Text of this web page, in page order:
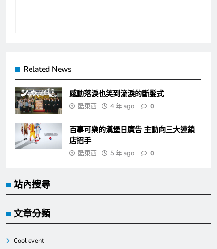
Related News
感動落淚也笑到流淚的斷髮式
酷東西 4 年 ago 0
百事可樂的漢堡日廣告 主動向三大連鎖
店招手
酷東西 5 年 ago 0
站內搜尋
文章分類
Cool event